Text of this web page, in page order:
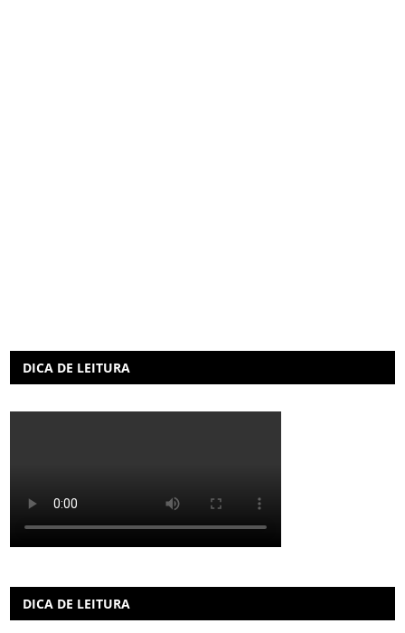
DICA DE LEITURA
DICA DE LEITURA